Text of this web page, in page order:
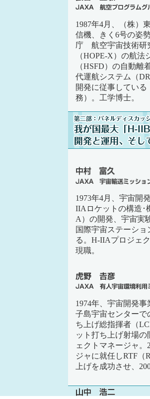
1987年4月、（株）
信機、きく6号の姿
庁 航空宇宙技術研
（HOPE-X）の航
（HSFD）の自動
代運航システム（
開発に従事してい
務）。工学博士。
1973年4月、宇宙開
IIAロケットの構造･
A）の開発、宇宙実
国際宇宙ステーシ
る。H-IIAプロジェ
現職。
1974年、宇宙開発
子島宇宙センター
ち上げ総指揮者（
ット打ち上げ射場
ェクトマネージャ
ジャに就任しRTF（
上げを成功させ、